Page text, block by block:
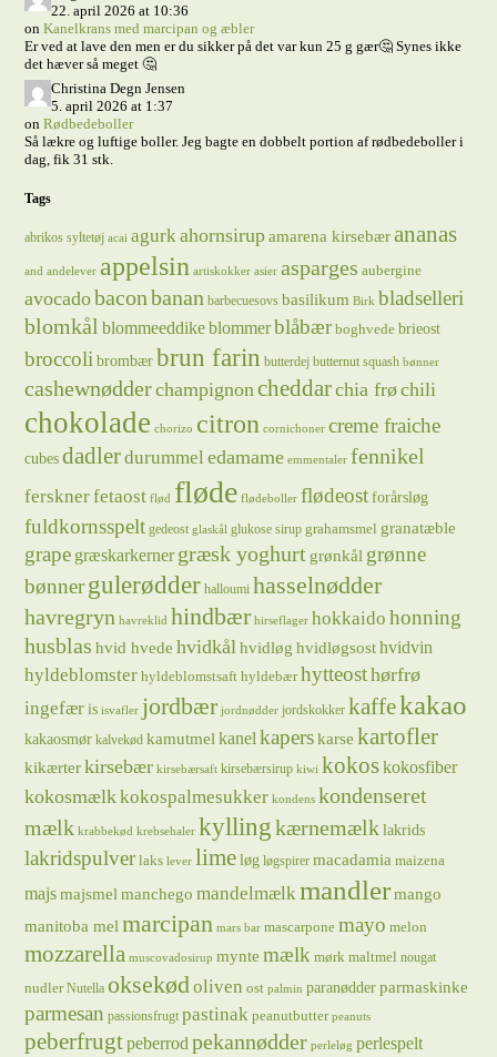
22. april 2026 at 10:36
onKanelkrans med marcipan og æbler
Er ved at lave den men er du sikker på det var kun 25 g gær🤔 Synes ikke
det hæver så meget 🤔
Christina Degn Jensen
5. april 2026 at 1:37
onRødbedeboller
Så lækre og luftige boller. Jeg bagte en dobbelt portion af rødbedeboller i
dag, fik 31 stk.
Tags
abrikos syltetøj acai agurkahornsirupamarena kirsebærananas
and andelever appelsin artiskokker asier asparges aubergine
avocadobaconbanan barbecuesovs basilikum Birk bladselleri
blomkål blommeeddikeblommerblåbær boghvede brieost
broccoli brombær brun farin butterdej butternut squash bønner
cashewnødderchampignoncheddarchia frøchili
chokolade chorizo citron cornichoner creme fraiche
cubes dadlerdurummeledamame emmentaler fennikel
fersknerfetaost flød fløde flødeboller flødeost forårsløg
fuldkornsspelt gedeost glaskål glukose sirup grahamsmel granatæble
grape græskarkernergræsk yoghurt grønkål grønne
bønnergulerødder halloumi hasselnødder
havregryn havreklid hindbær hirseflager hokkaido honning
husblas hvid hvede hvidkålhvidløg hvidløgsost hvidvin
hyldeblomster hyldeblomstsaft hyldebær hytteosthørfrø
ingefær is isvafler jordbær jordnødder jordskokker kaffekakao
kakaosmør kalvekød kamutmel kanelkaperskarse kartofler
kikærterkirsebær kirsebærsaft kirsebærsirup kiwi kokoskokosfiber
kokosmælkkokospalmesukker kondens kondenseret
mælk krabbekød krebsehaler kylling kærnemælk lakrids
lakridspulver laks lever lime løg løgspirer macadamia maizena
majsmajsmel manchego mandelmælkmandler mango
manitoba mel marcipan mars bar mascarpone mayo melon
mozzarella muscovadosirup mynte mælk mørk maltmel nougat
nudler Nutella oksekødoliven ost palmin paranødder parmaskinke
parmesan passionsfrugt pastinak peanutbutter peanuts
peberfrugtpeberrodpekannødder perleløg perlespelt